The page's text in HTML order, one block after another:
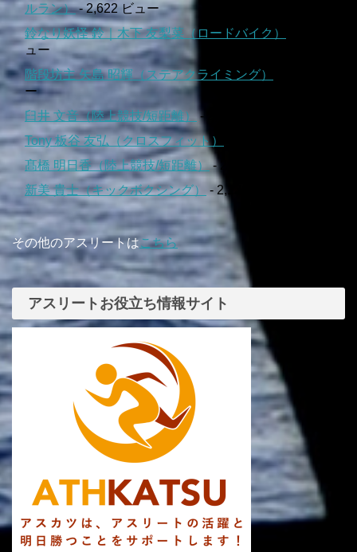
ルラン）- 2,622 ビュー
鈴なり妖怪 鈴｜木下 友梨菜（ロードバイク）
ュー
階段坊主 矢島 昭輝（ステアクライミング）
ー
臼井 文音（陸上競技/短距離）- 2,288 ビュー
Tony 板谷 友弘（クロスフィット）
髙橋 明日香（陸上競技/短距離）- 2,220 ビュー
新美 貴士（キックボクシング）
- 2,136 ビュー
その他のアスリートはこちら
アスリートお役立ち情報サイト